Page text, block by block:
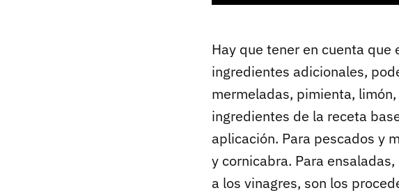
Hay que tener en cuenta que
ingredientes adicionales,
mermeladas, pimienta,
ingredientes de la receta
aplicación. Para pescados y
y cornicabra. Para
a los vinagres, son los